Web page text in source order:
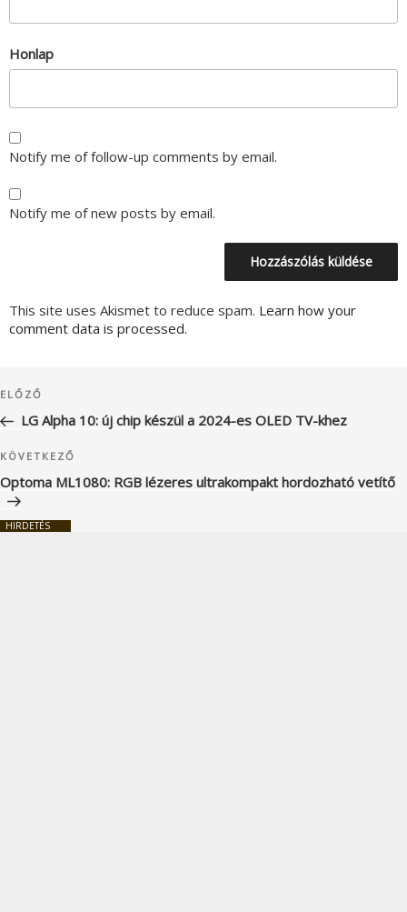
Honlap
Notify me of follow-up comments by email.
Notify me of new posts by email.
This site uses Akismet to reduce spam. Learn how your
comment data is processed.
navigáció
Korábbi
bejegyzés
ELŐZŐ
LG Alpha 10: új chip készül a 2024-es OLED TV-khez
Következő
bejegyzés
KÖVETKEZŐ
Optoma ML1080: RGB lézeres ultrakompakt hordozható vetítő
HIRDETÉS